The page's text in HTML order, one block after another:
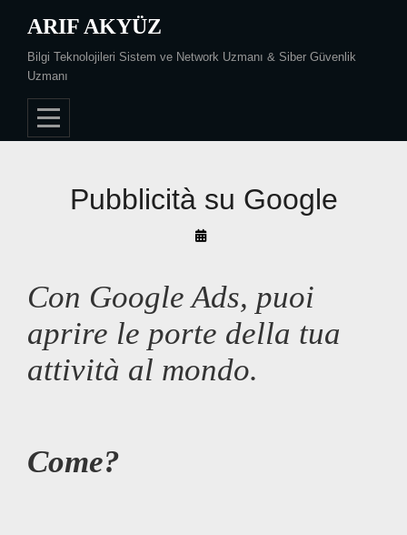
content
ARIF AKYÜZ
Bilgi Teknolojileri Sistem ve Network Uzmanı & Siber Güvenlik
Uzmanı
Pubblicità su Google
By
Con Google Ads, puoi
aprire le porte della tua
attività al mondo.
Come?